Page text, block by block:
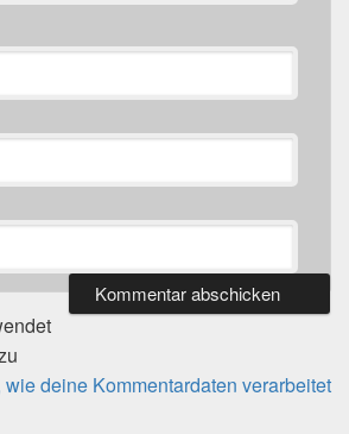
wie deine Kommentardaten verarbeitet